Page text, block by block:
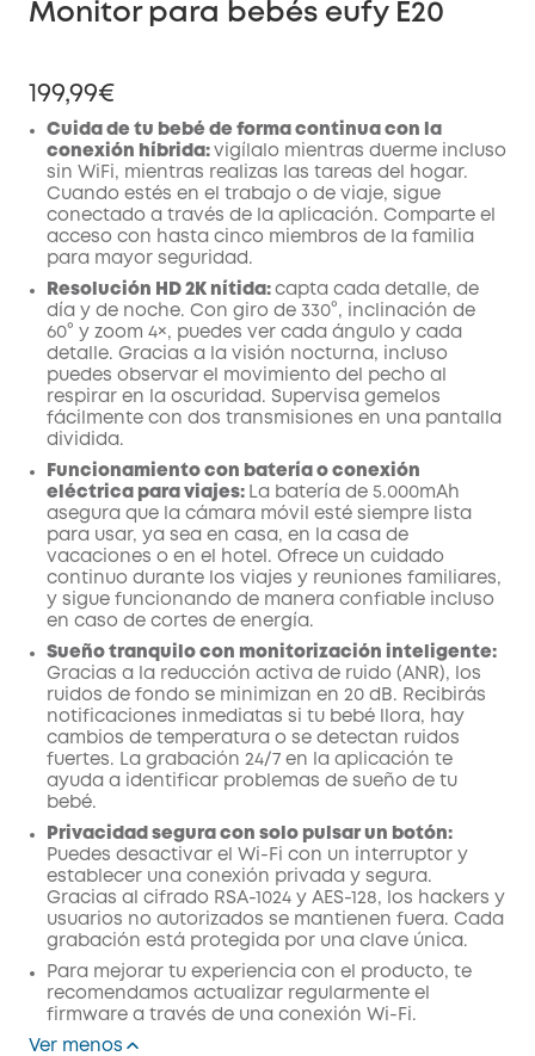
Monitor para bebés eufy E20
199,99€
Cuida de tu bebé de forma continua con la
conexión híbrida: vigílalo mientras duerme incluso
sin WiFi, mientras realizas las tareas del hogar.
Cuando estés en el trabajo o de viaje, sigue
conectado a través de la aplicación. Comparte el
acceso con hasta cinco miembros de la familia
para mayor seguridad.
Resolución HD 2K nítida: capta cada detalle, de
día y de noche. Con giro de 330°, inclinación de
60° y zoom 4×, puedes ver cada ángulo y cada
detalle. Gracias a la visión nocturna, incluso
puedes observar el movimiento del pecho al
respirar en la oscuridad. Supervisa gemelos
fácilmente con dos transmisiones en una pantalla
dividida.
Funcionamiento con batería o conexión
eléctrica para viajes: La batería de 5.000mAh
asegura que la cámara móvil esté siempre lista
para usar, ya sea en casa, en la casa de
vacaciones o en el hotel. Ofrece un cuidado
continuo durante los viajes y reuniones familiares,
y sigue funcionando de manera confiable incluso
en caso de cortes de energía.
Sueño tranquilo con monitorización inteligente:
Gracias a la reducción activa de ruido (ANR), los
ruidos de fondo se minimizan en 20 dB. Recibirás
notificaciones inmediatas si tu bebé llora, hay
cambios de temperatura o se detectan ruidos
fuertes. La grabación 24/7 en la aplicación te
ayuda a identificar problemas de sueño de tu
bebé.
Privacidad segura con solo pulsar un botón:
Puedes desactivar el Wi-Fi con un interruptor y
establecer una conexión privada y segura.
Gracias al cifrado RSA-1024 y AES-128, los hackers y
usuarios no autorizados se mantienen fuera. Cada
grabación está protegida por una clave única.
Para mejorar tu experiencia con el producto, te
recomendamos actualizar regularmente el
firmware a través de una conexión Wi-Fi.
Ver menos